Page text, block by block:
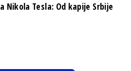
Nikola Tesla: Od kapije Srbije